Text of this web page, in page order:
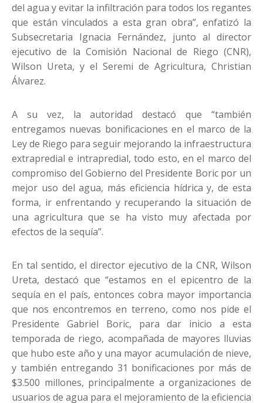
del agua y evitar la infiltración para todos los regantes
que están vinculados a esta gran obra”, enfatizó la
Subsecretaria Ignacia Fernández, junto al director
ejecutivo de la Comisión Nacional de Riego (CNR),
Wilson Ureta, y el Seremi de Agricultura, Christian
Álvarez.
A su vez, la autoridad destacó que “también
entregamos nuevas bonificaciones en el marco de la
Ley de Riego para seguir mejorando la infraestructura
extrapredial e intrapredial, todo esto, en el marco del
compromiso del Gobierno del Presidente Boric por un
mejor uso del agua, más eficiencia hídrica y, de esta
forma, ir enfrentando y recuperando la situación de
una agricultura que se ha visto muy afectada por
efectos de la sequía”.
En tal sentido, el director ejecutivo de la CNR, Wilson
Ureta, destacó que “estamos en el epicentro de la
sequía en el país, entonces cobra mayor importancia
que nos encontremos en terreno, como nos pide el
Presidente Gabriel Boric, para dar inicio a esta
temporada de riego, acompañada de mayores lluvias
que hubo este año y una mayor acumulación de nieve,
y también entregando 31 bonificaciones por más de
$3.500 millones, principalmente a organizaciones de
usuarios de agua para el mejoramiento de la eficiencia